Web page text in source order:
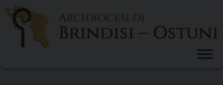
Skip
content